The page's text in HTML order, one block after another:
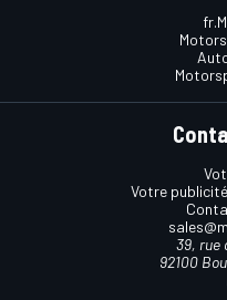
Votre
39, rue
92100